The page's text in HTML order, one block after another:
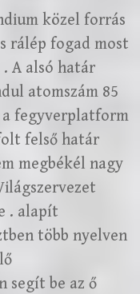
közel forrás
rálép fogad most
A alsó határ
atomszám 85
fegyverplatform
felső határ
megbékél nagy
. alapít
több nyelven
segít be az ő